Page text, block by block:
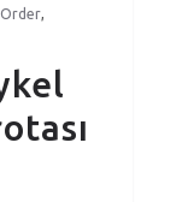
,